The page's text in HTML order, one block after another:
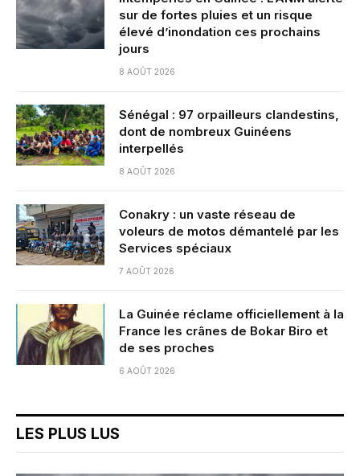
sur de fortes pluies et un risque
élevé d’inondation ces prochains
jours
8 AOÛT 2026
Sénégal : 97 orpailleurs clandestins,
dont de nombreux Guinéens
interpellés
8 AOÛT 2026
Conakry : un vaste réseau de
voleurs de motos démantelé par les
Services spéciaux
7 AOÛT 2026
La Guinée réclame officiellement à la
France les crânes de Bokar Biro et
de ses proches
6 AOÛT 2026
LES PLUS LUS